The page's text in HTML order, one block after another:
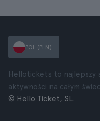
POL (PLN)
Hellotickets to najlepszy
aktywności na całym
© Hello Ticket, SL.